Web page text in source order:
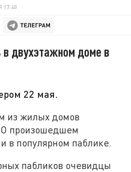
17:40
двухэтажном доме в
22 мая.
из жилых домов
О произошедшем
в популярном паблике.
пабликов очевидцы